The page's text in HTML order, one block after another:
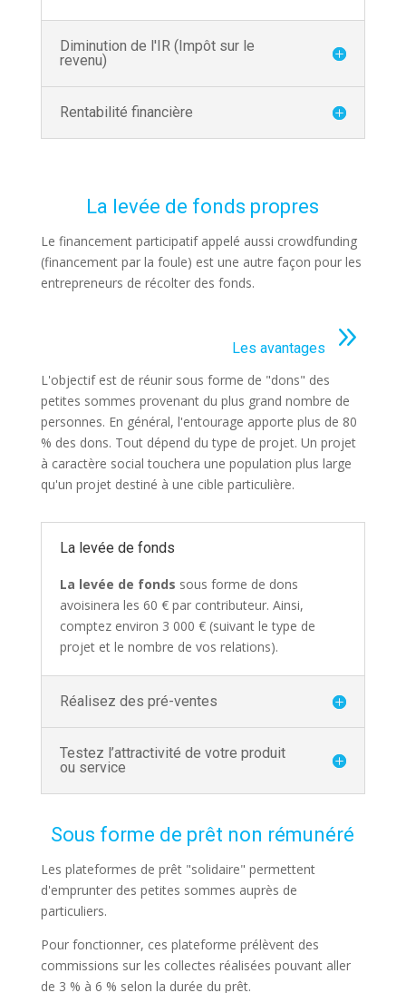
Diminution de l'IR (Impôt sur le
revenu)
Rentabilité financière
La levée de fonds propres
Le financement participatif appelé aussi crowdfunding
(financement par la foule) est une autre façon pour les
entrepreneurs de récolter des fonds.
Les avantages 9
L'objectif est de réunir sous forme de "dons" des
petites sommes provenant du plus grand nombre de
personnes. En général, l'entourage apporte plus de 80
% des dons. Tout dépend du type de projet. Un projet
à caractère social touchera une population plus large
qu'un projet destiné à une cible particulière.
La levée de fonds
La levée de fonds sous forme de dons
avoisinera les 60 € par contributeur. Ainsi,
comptez environ 3 000 € (suivant le type de
projet et le nombre de vos relations).
Réalisez des pré-ventes
Testez l’attractivité de votre produit
ou service
Sous forme de prêt non rémunéré
Les plateformes de prêt "solidaire" permettent
d'emprunter des petites sommes auprès de
particuliers.
Pour fonctionner, ces plateforme prélèvent des
commissions sur les collectes réalisées pouvant aller
de 3 % à 6 % selon la durée du prêt.